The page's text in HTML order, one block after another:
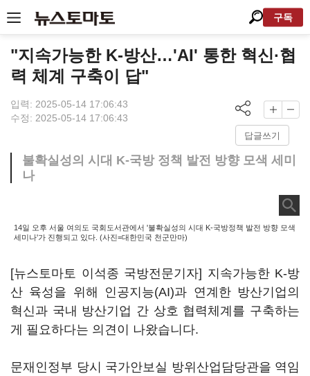
구독
"지속가능한 K-방산…'AI' 통한 혁신·협
력 체계 구축이 답"
입력: 2025-05-14 17:06:43
수정: 2025-05-14 17:06:43
답글쓰기
불확실성의 시대 K-국방 정책 발전 방향 모색 세미
나
14일 오후 서울 여의도 국회도서관에서 '불확실성의 시대 K-국방정책 발전 방향 모색
세미나'가 진행되고 있다. (사진=대한민국 천군만마)
[뉴스토마토 이석종 국방전문기자] 지속가능한 K-방
산 육성을 위해 인공지능(AI)과 연계한 방산기업의
혁신과 국내 방산기업 간 상호 협력체계를 구축하는
게 필요하다는 의견이 나왔습니다.
문재인정부 당시 국가안보실 방위산업담당관을 역임